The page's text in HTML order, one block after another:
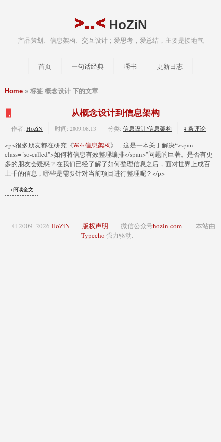
HoZiN
产品策划、信息架构、交互设计；爱思考，爱总结，主要是接地气
首页 一句话经典 嚼书 更新日志
Home » 标签 概念设计 下的文章
从概念设计到信息架构
作者: HoZiN 时间: 2009.08.13 分类: 信息设计/信息架构 4 条评论
<p>很多朋友都在研究《Web信息架构》，这是一本关于解决“<span
class="so-called">如何将信息有效整理编排</span>”问题的巨著。是否有更
多的朋友会疑惑？在我们已经了解了如何整理信息之后，面对世界上成百
上千的信息，哪些是需要针对当前项目进行整理呢？</p>
+阅读全文
© 2009- 2026 HoZiN 版权声明 微信公众号hozin-com
本站由
Typecho 强力驱动.